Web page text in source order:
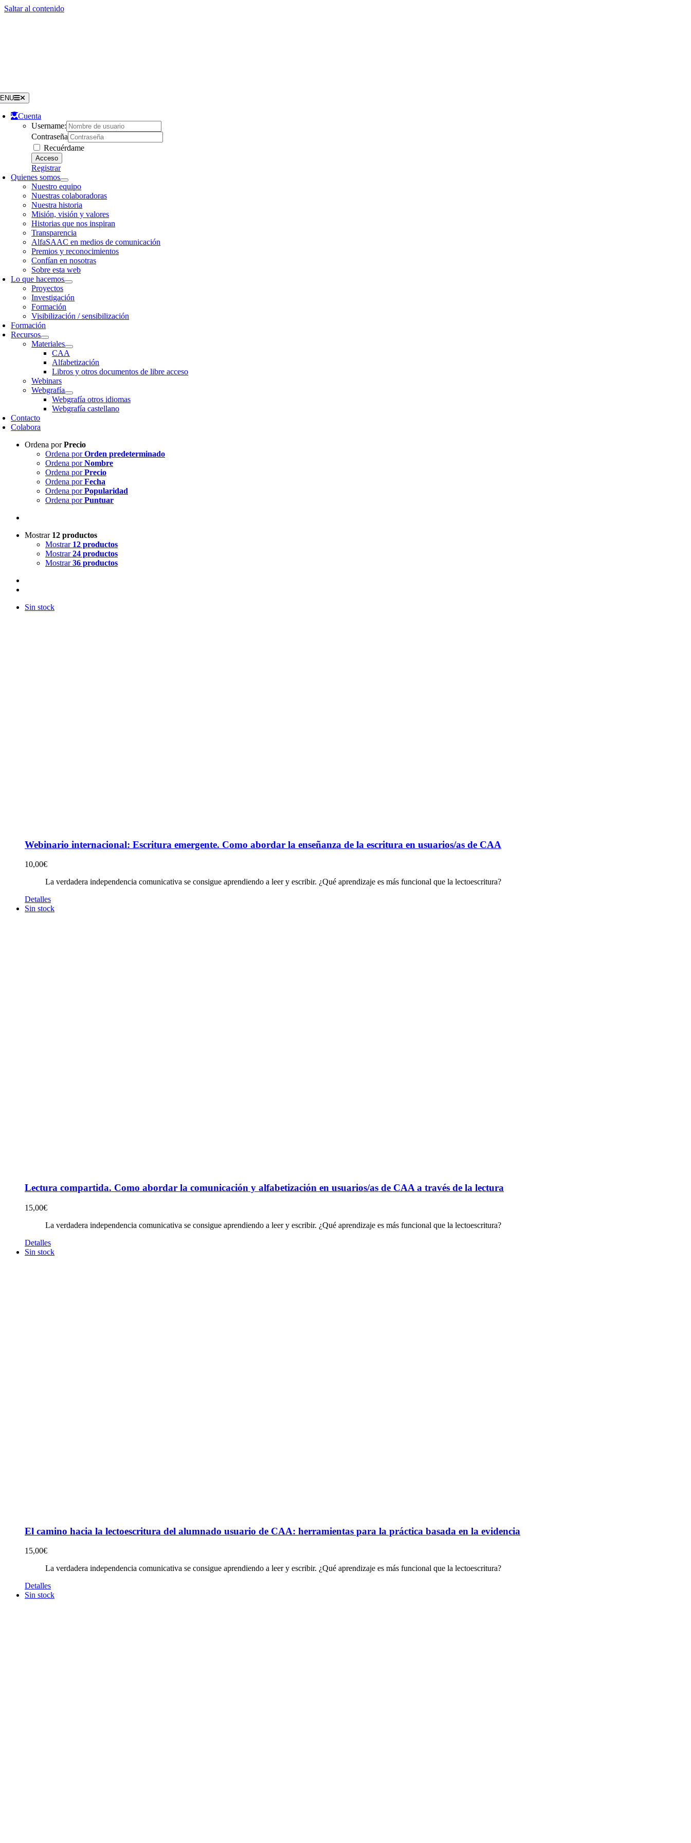
Saltar al contenido
Cuenta
Username:
Contraseña
Recuérdame
Registrar
Quienes somos
Nuestro equipo
Nuestras colaboradoras
Nuestra historia
Misión, visión y valores
Historias que nos inspiran
Transparencia
AlfaSAAC en medios de comunicación
Premios y reconocimientos
Confían en nosotras
Sobre esta web
Lo que hacemos
Proyectos
Investigación
Formación
Visibilización / sensibilización
Formación
Recursos
Materiales
CAA
Alfabetización
Libros y otros documentos de libre acceso
Webinars
Webgrafía
Webgrafía otros idiomas
Webgrafía castellano
Contacto
Colabora
Ordena porPrecio
Ordena porOrden predeterminado
Ordena porNombre
Ordena porPrecio
Ordena porFecha
Ordena porPopularidad
Ordena porPuntuar
Mostrar 12 productos
Mostrar 12 productos
Mostrar24 productos
Mostrar36 productos
Sin stock
Webinario internacional: Escritura emergente. Como abordar la enseñanza de la escritura en usuarios/as de CAA
10,00€
La verdadera independencia comunicativa se consigue aprendiendo a leer y escribir. ¿Qué aprendizaje es más funcional que la lectoescritura?
Detalles
Sin stock
Lectura compartida. Como abordar la comunicación y alfabetización en usuarios/as de CAA a través de la lectura
15,00€
La verdadera independencia comunicativa se consigue aprendiendo a leer y escribir. ¿Qué aprendizaje es más funcional que la lectoescritura?
Detalles
Sin stock
El camino hacia la lectoescritura del alumnado usuario de CAA: herramientas para la práctica basada en la evidencia
15,00€
La verdadera independencia comunicativa se consigue aprendiendo a leer y escribir. ¿Qué aprendizaje es más funcional que la lectoescritura?
Detalles
Sin stock